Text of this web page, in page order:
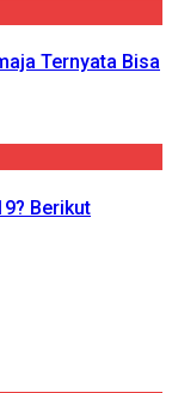
Ternyata Bisa
Berikut